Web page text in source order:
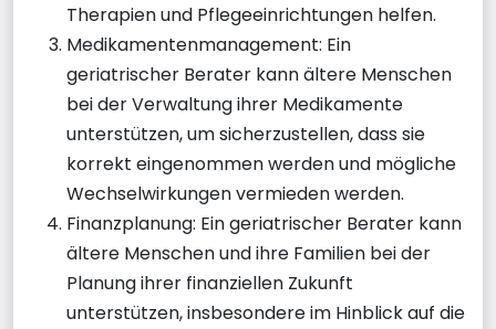
Therapien und Pflegeeinrichtungen helfen.
Medikamentenmanagement: Ein
geriatrischer Berater kann ältere Menschen
bei der Verwaltung ihrer Medikamente
unterstützen, um sicherzustellen, dass sie
korrekt eingenommen werden und mögliche
Wechselwirkungen vermieden werden.
Finanzplanung: Ein geriatrischer Berater kann
ältere Menschen und ihre Familien bei der
Planung ihrer finanziellen Zukunft
unterstützen, insbesondere im Hinblick auf die